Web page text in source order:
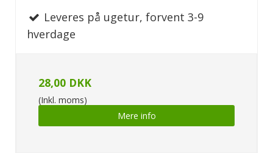
Leveres på ugetur, forvent 3-9
hverdage
28,00 DKK
(Inkl. moms)
Mere info